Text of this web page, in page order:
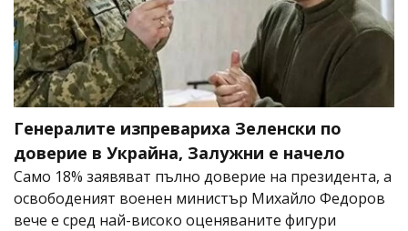
Генералите изпревариха Зеленски по
доверие в Украйна, Залужни е начело
Само 18% заявяват пълно доверие на президента, а
освободеният военен министър Михайло Федоров
вече е сред най-високо оценяваните фигури